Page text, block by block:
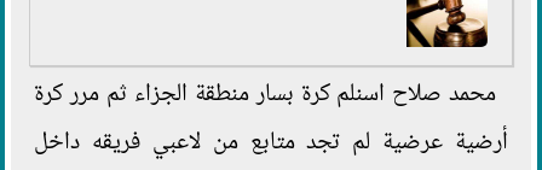
محمد صلاح اسنلم كرة بسار منطقة الجزاء ثم مرر كرة
أرضية عرضية لم تجد متابع من لاعبي فريقه داخل